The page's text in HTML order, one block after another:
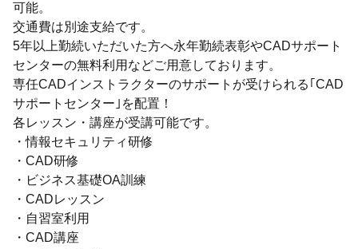
可能。
交通費は別途支給です。
5年以上勤続いただいた方へ永年勤続表彰やCADサポート
センターの無料利用などご用意しております。
専任CADインストラクターのサポートが受けられる｢CAD
サポートセンター｣を配置！
各レッスン・講座が受講可能です。
・情報セキュリティ研修
・CAD研修
・ビジネス基礎OA訓練
・CADレッスン
・自習室利用
・CAD講座